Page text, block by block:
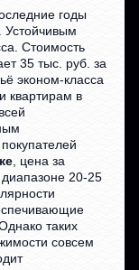
годы
Устойчивым
Стоимость
35 тыс. руб. за
эконом-класса
квартирам в
, цена за
20-25
таких
совсем